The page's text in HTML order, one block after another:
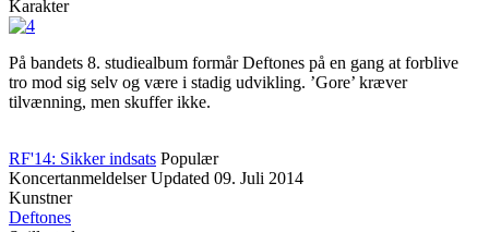
Karakter
På bandets 8. studiealbum formår Deftones på en gang at forblive
tro mod sig selv og være i stadig udvikling. ’Gore’ kræver
tilvænning, men skuffer ikke.
RF'14: Sikker indsats Populær
Koncertanmeldelser Updated 09. Juli 2014
Kunstner
Deftones